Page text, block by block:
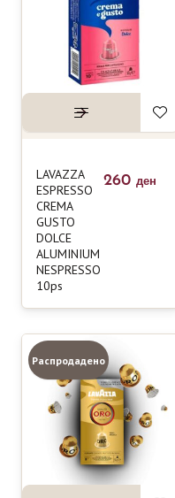
LAVAZZA
ESPRESSO
CREMA
GUSTO
DOLCE
ALUMINIUM
NESPRESSO
10ps
260 ден
Распродадено